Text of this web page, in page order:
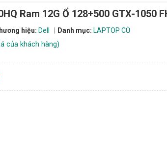
Ram 12G Ổ 128+500 GTX-1050
hiệu: Dell Danh mục: LAPTOP CŨ
của khách hàng)